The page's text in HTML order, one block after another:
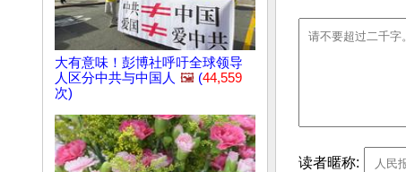
大有意味！彭博社呼吁全球领导
人区分中共与中国人 🖼️ (44,559
次)
读者暱称: